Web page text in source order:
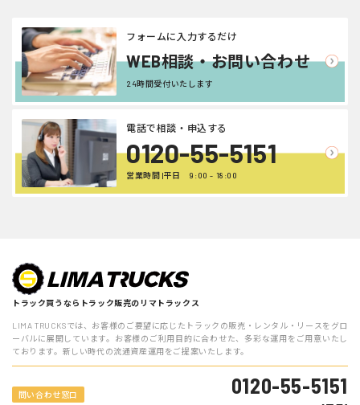
WEB相談・お問い合わせ
フォームに入力するだけ
24時間受付いたします
0120-55-5151
電話で相談・申込する
営業時間 |平日 9:00 - 18:00
トラック買うならトラック販売のリマトラックス
LIMA TRUCKSでは、お客様のご要望に応じたトラックの販売・レンタル・リースをグロ
ーバルに展開しています。お客様のご利用目的に合わせた、多彩な運用をご用意いたし
ております。新しい時代の流通資産運用をご提案いたします。
問い合わせ窓口 0120-55-5151